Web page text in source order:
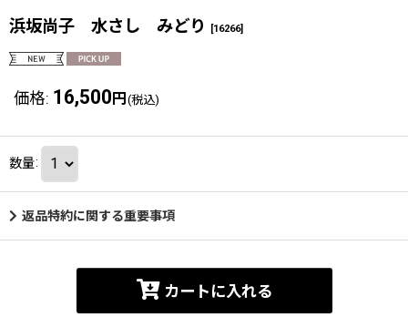
浜坂尚子 水さし みどり [16266]
価格: 16,500 円 (税込)
数量:
返品特約に関する重要事項
カートに入れる